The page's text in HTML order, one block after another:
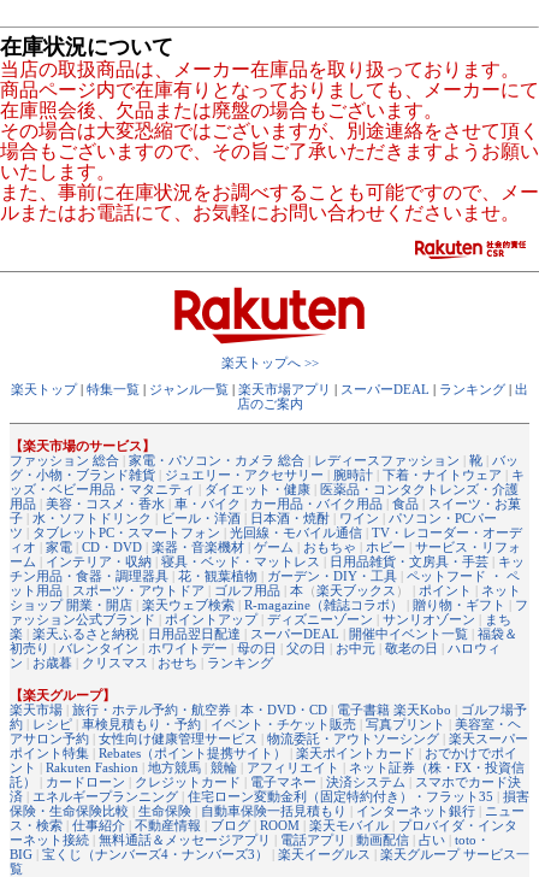
在庫状況について
当店の取扱商品は、メーカー在庫品を取り扱っております。
商品ページ内で在庫有りとなっておりましても、メーカーにて
在庫照会後、欠品または廃盤の場合もございます。
その場合は大変恐縮ではございますが、別途連絡をさせて頂く
場合もございますので、その旨ご了承いただきますようお願い
いたします。
また、事前に在庫状況をお調べすることも可能ですので、メー
ルまたはお電話にて、お気軽にお問い合わせくださいませ。
楽天トップへ >>
楽天トップ| 特集一覧 | ジャンル一覧 | 楽天市場アプリ | スーパーDEAL | ランキング | 出
店のご案内
【楽天市場のサービス】
ファッション 総合 | 家電・パソコン・カメラ 総合 | レディースファッション | 靴 | バッ
グ・小物・ブランド雑貨 | ジュエリー・アクセサリー | 腕時計 | 下着・ナイトウェア | キ
ッズ・ベビー用品・マタニティ | ダイエット・健康 | 医薬品・コンタクトレンズ・介護
用品 | 美容・コスメ・香水 | 車・バイク | カー用品・バイク用品 | 食品 | スイーツ・お菓
子 | 水・ソフトドリンク | ビール・洋酒 | 日本酒・焼酎 | ワイン | パソコン・PCパー
ツ | タブレットPC・スマートフォン | 光回線・モバイル通信 | TV・レコーダー・オーデ
ィオ | 家電 | CD・DVD | 楽器・音楽機材 | ゲーム | おもちゃ | ホビー | サービス・リフォ
ーム | インテリア・収納 | 寝具・ベッド・マットレス | 日用品雑貨・文房具・手芸 | キッ
チン用品・食器・調理器具 | 花・観葉植物 | ガーデン・DIY・工具 | ペットフード ・ ペ
ット用品 | スポーツ・アウトドア | ゴルフ用品 | 本 （楽天ブックス ） | ポイント | ネット
ショップ 開業・開店 | 楽天ウェブ検索 | R-magazine（雑誌コラボ） | 贈り物・ギフト | フ
ァッション公式ブランド | ポイントアップ| ディズニーゾーン | サンリオゾーン | まち
楽 | 楽天ふるさと納税 | 日用品翌日配達 | スーパーDEAL | 開催中イベント一覧 | 福袋＆
初売り | バレンタイン | ホワイトデー | 母の日 | 父の日 | お中元 | 敬老の日 | ハロウィ
ン | お歳暮 | クリスマス | おせち | ランキング
【楽天グループ】
楽天市場 | 旅行・ホテル予約・航空券 | 本・DVD・CD | 電子書籍 楽天Kobo | ゴルフ場予
約 | レシピ | 車検見積もり・予約 | イベント・チケット販売 | 写真プリント | 美容室・ヘ
アサロン予約 | 女性向け健康管理サービス | 物流委託・アウトソーシング | 楽天スーパー
ポイント特集 | Rebates（ポイント提携サイト） | 楽天ポイントカード | おでかけでポイ
ント | Rakuten Fashion | 地方競馬 | 競輪 | アフィリエイト | ネット証券（株・FX・投資信
託）
| カードローン | クレジットカード | 電子マネー | 決済システム | スマホでカード決
済 | エネルギープランニング | 住宅ローン変動金利（固定特約付き）・フラット35 | 損害
保険・生命保険比較 | 生命保険 | 自動車保険一括見積もり | インターネット銀行 | ニュー
ス・検索 | 仕事紹介 | 不動産情報 | ブログ | ROOM | 楽天モバイル | プロバイダ・インタ
ーネット接続 | 無料通話＆メッセージアプリ | 電話アプリ | 動画配信 | 占い | toto・
BIG | 宝くじ（ナンバーズ4・ナンバーズ3） | 楽天イーグルス | 楽天グループ サービス一
覧